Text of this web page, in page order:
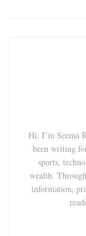
Hi, I’m Seema
been writing
sports,
wealth.
information,